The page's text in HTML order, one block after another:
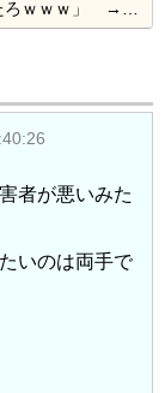
っていて無事車内に発射
者が悪いみた
いのは両手で